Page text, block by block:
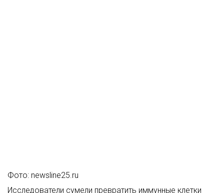
Фото: newsline25.ru
Исследователи сумели превратить иммунные клетки